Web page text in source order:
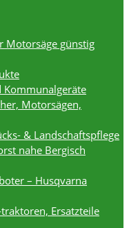
Motorsäge günstig
Kommunalgeräte
Motorsägen,
& Landschaftspflege
nahe Bergisch
– Husqvarna
Ersatzteile